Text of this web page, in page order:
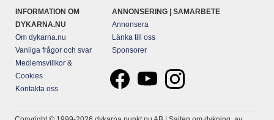
INFORMATION OM
DYKARNA.NU
Om dykarna.nu
Vanliga frågor och svar
Medlemsvillkor &
Cookies
Kontakta oss
ANNONSERING | SAMARBETE
Annonsera
Länka till oss
Sponsorer